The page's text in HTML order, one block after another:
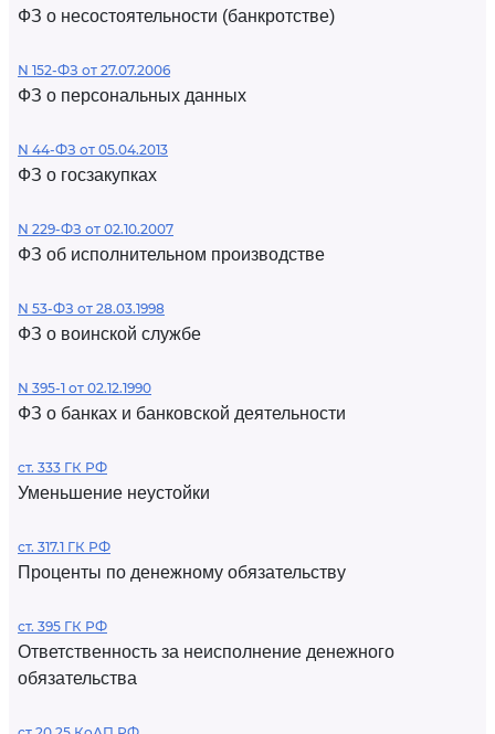
ФЗ о несостоятельности (банкротстве)
N 152-ФЗ от 27.07.2006
ФЗ о персональных данных
N 44-ФЗ от 05.04.2013
ФЗ о госзакупках
N 229-ФЗ от 02.10.2007
ФЗ об исполнительном производстве
N 53-ФЗ от 28.03.1998
ФЗ о воинской службе
N 395-1 от 02.12.1990
ФЗ о банках и банковской деятельности
ст. 333 ГК РФ
Уменьшение неустойки
ст. 317.1 ГК РФ
Проценты по денежному обязательству
ст. 395 ГК РФ
Ответственность за неисполнение денежного
обязательства